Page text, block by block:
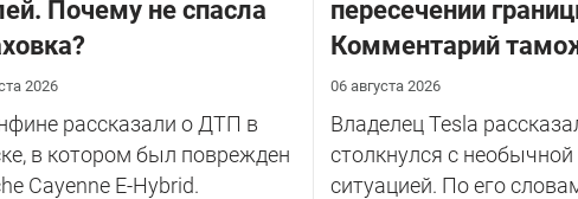
Почему не спасла
2026
рассказали о ДТП в
в котором был поврежден
Cayenne E-Hybrid.
пересечении
Комментарий
06 августа 2026
Владелец Tesla
столкнулся с необычной
ситуацией. По его